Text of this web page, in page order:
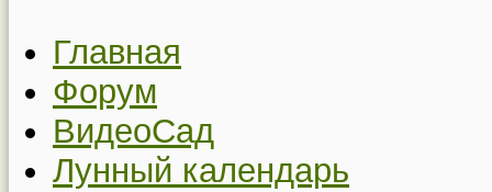
Главная
Форум
ВидеоСад
Лунный календарь